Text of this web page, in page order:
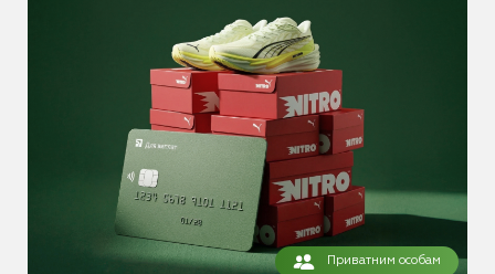
Приватним особам